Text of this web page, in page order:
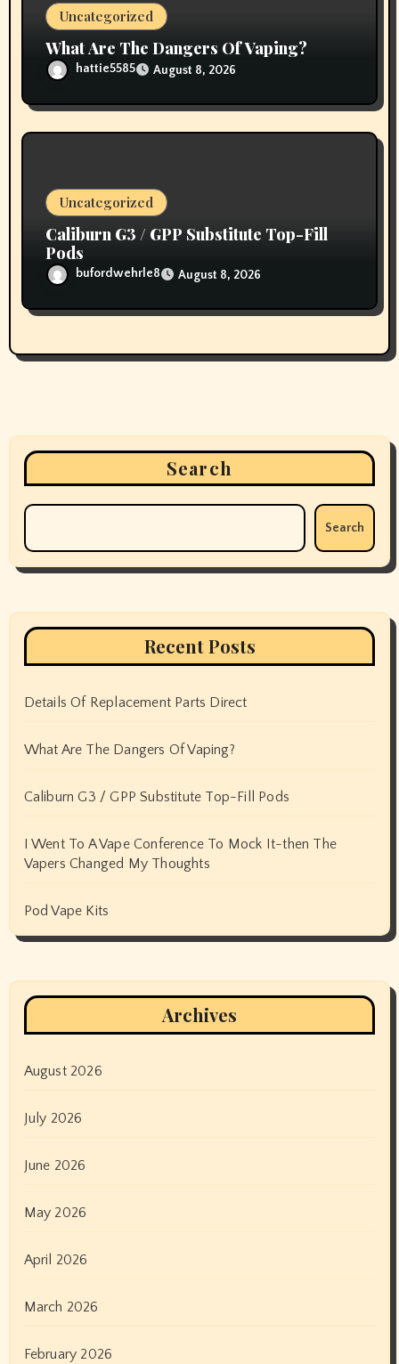
Uncategorized
What Are The Dangers Of Vaping?
hattie5585 August 8, 2026
Uncategorized
Caliburn G3 / GPP Substitute Top-Fill
Pods
bufordwehrle8 August 8, 2026
Search
Search
Recent Posts
Details Of Replacement Parts Direct
What Are The Dangers Of Vaping?
Caliburn G3 / GPP Substitute Top-Fill Pods
I Went To A Vape Conference To Mock It-then The
Vapers Changed My Thoughts
Pod Vape Kits
Archives
August 2026
July 2026
June 2026
May 2026
April 2026
March 2026
February 2026